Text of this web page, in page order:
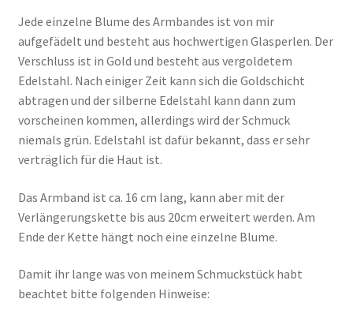
Jede einzelne Blume des Armbandes ist von mir
aufgefädelt und besteht aus hochwertigen Glasperlen. Der
Verschluss ist in Gold und besteht aus vergoldetem
Edelstahl. Nach einiger Zeit kann sich die Goldschicht
abtragen und der silberne Edelstahl kann dann zum
vorscheinen kommen, allerdings wird der Schmuck
niemals grün. Edelstahl ist dafür bekannt, dass er sehr
verträglich für die Haut ist.
Das Armband ist ca. 16 cm lang, kann aber mit der
Verlängerungskette bis aus 20cm erweitert werden. Am
Ende der Kette hängt noch eine einzelne Blume.
Damit ihr lange was von meinem Schmuckstück habt
beachtet bitte folgenden Hinweise: